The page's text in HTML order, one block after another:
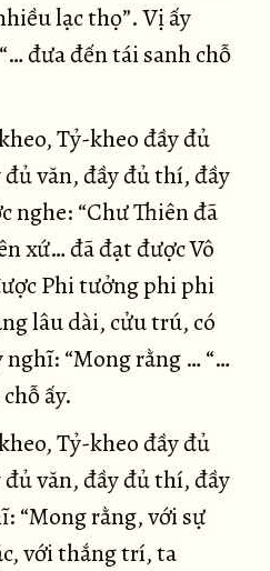
lạc thọ”. Vị ấy
đưa đến tái sanh chỗ
Tỷ-kheo đầy đủ
văn, đầy đủ thí, đầy
nghe: “Chư Thiên đã
xứ… đã đạt được Vô
Phi tưởng phi phi
lâu dài, cửu trú, có
“Mong rằng … “…
ấy.
Tỷ-kheo đầy đủ
văn, đầy đủ thí, đầy
“Mong rằng, với sự
với thắng trí, ta